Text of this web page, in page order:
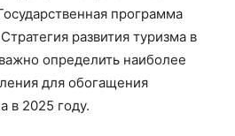
программа
развития туризма в
определить наиболее
для обогащения
в 2025 году.